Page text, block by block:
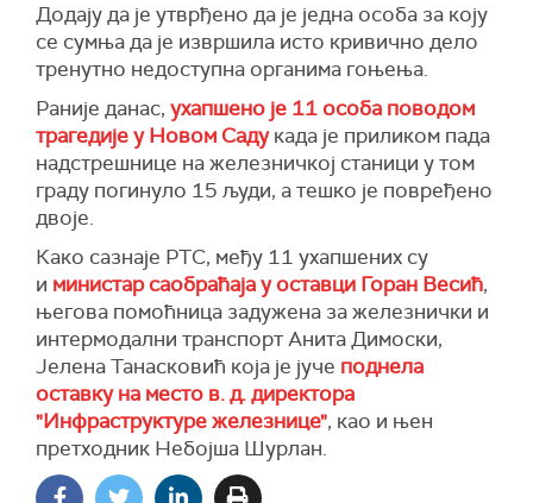
Додају да је утврђено да је једна особа за коју
се сумња да је извршила исто кривично дело
тренутно недоступна органима гоњења.
Раније данас, ухапшено је 11 особа поводом
трагедије у Новом Садукада је приликом пада
надстрешнице на железничкој станици у том
граду погинуло 15 људи, а тешко је повређено
двоје.
Како сазнаје РТС, међу 11 ухапшених су
и министар саобраћаја у оставци Горан Весић,
његова помоћница задужена за железнички и
интермодални транспорт Анита Димоски,
Јелена Танасковић која је јуче поднела
оставку на место в. д. директора
"Инфраструктуре железнице", као и њен
претходник Небојша Шурлан.